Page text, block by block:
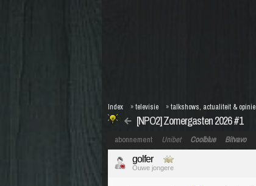
[NPO2] Zomergasten 2026 #1
Index »televisie »talkshows, actualiteit & opinie
abonnement Unibet Coolblue Bitvavo
golfer
Ouwe jongere